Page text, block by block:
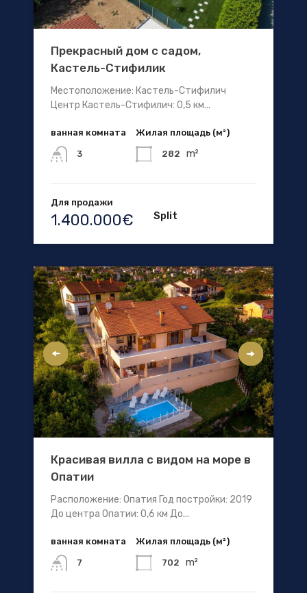
Прекрасный дом с садом,
Кастель-Стифилик
Местоположение: Кастель-Стифилич
Центр Кастель-Стифилич: 0,5 км...
ванная комната
3
Жилая площадь (м²)
282 m²
Для продажи
1.400.000€ Split
Красивая вилла с видом на море в
Опатии
Расположение: Опатия Год постройки: 2019
До центра Опатии: 0,6 км До...
ванная комната
7
Жилая площадь (м²)
702 m²